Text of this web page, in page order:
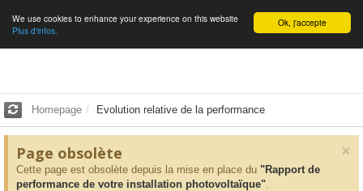
English Ok, j'accepte
We use cookies to enhance your experience on this website
Plus d'infos.
Homepage Evolution relative de la performance
×
Page obsolète
Cette page est obsolète depuis la mise en place du "Rapport de
performance de votre installation photovoltaïque".